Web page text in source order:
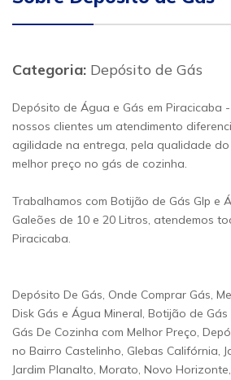
Categoria: Depósito de Gás
Depósito de Água e Gás em Piracicaba
nossos clientes um atendimento
agilidade na entrega, pela qualidade
melhor preço no gás de cozinha.
Trabalhamos com Botijão de Gás Glp e
Galeões de 10 e 20 Litros, atendemos
Piracicaba.
Depósito De Gás, Onde Comprar Gás,
Disk Gás e Água Mineral, Botijão de Gás
Gás De Cozinha com Melhor Preço,
no Bairro Castelinho, Glebas Califórnia,
Jardim Planalto, Morato, Novo